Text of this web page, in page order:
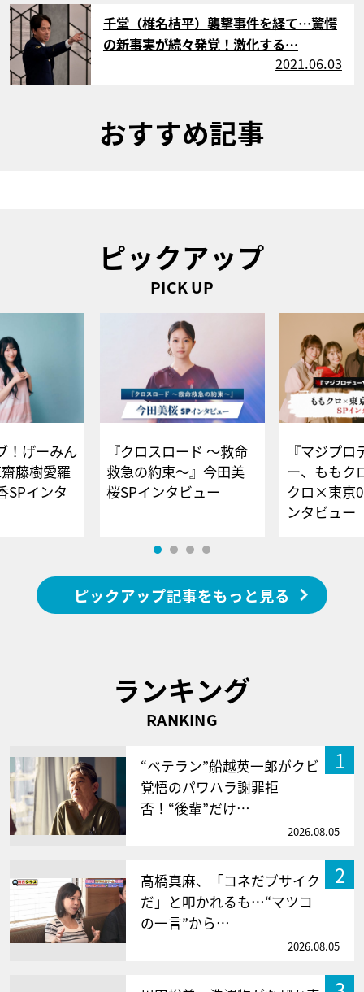
サムネイル
千堂（椎名桔平）襲撃事件を経て…驚愕
の新事実が続々発覚！激化する…
2021.06.03
おすすめ記事
ピックアップ
PICK UP
！げーみん
藤樹愛羅
SPインタ
『クロスロード ～救命
救急の約束～』今田美
桜SPインタビュー
『マジプロ
ー、ももク
クロ×東京
ンタビュー
ピックアップ記事をもっと見る
ランキング
RANKING
1
“ベテラン”船越英一郎がクビ
覚悟のパワハラ謝罪拒
否！“後輩”だけ…
2026.08.05
2
高橋真麻、「コネだブサイク
だ」と叩かれるも…“マツコ
の一言”から…
2026.08.05